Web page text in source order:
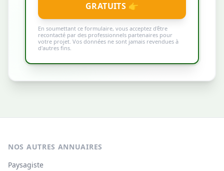
GRATUITS 👉
En soumettant ce formulaire, vous acceptez d'être
recontacté par des professionnels partenaires pour
votre projet. Vos données ne sont jamais revendues à
d'autres fins.
NOS AUTRES ANNUAIRES
Paysagiste